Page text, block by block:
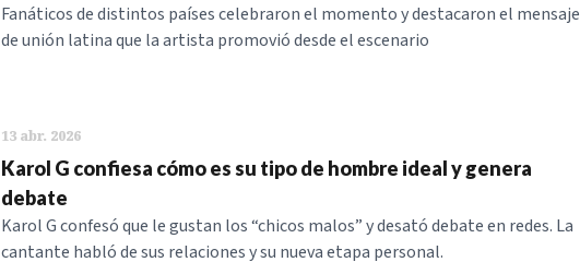
Fanáticos de distintos países celebraron el momento y destacaron el mensaje
de unión latina que la artista promovió desde el escenario
13 abr. 2026
Karol G confiesa cómo es su tipo de hombre ideal y genera
debate
Karol G confesó que le gustan los “chicos malos” y desató debate en redes. La
cantante habló de sus relaciones y su nueva etapa personal.